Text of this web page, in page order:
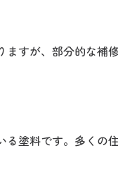
すが、部分的な補
塗料です。多くの